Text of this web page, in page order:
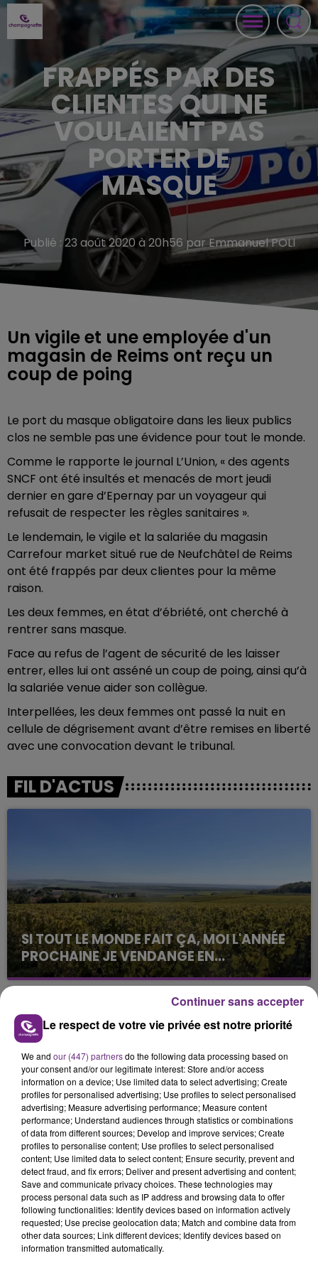
FRAPPÉS PAR DES
CLIENTES QUI NE
VOULAIENT PAS
PORTER DE
MASQUE
Publié : 23 août 2020 à 20h56 par Emmanuel POLI
Un vigile et une employée d'un
magasin de Reims ont reçu un
coup de poing
Le port du masque obligatoire dans les lieux publics
clos ne semble pas une évidence pour tout le monde.
Comme le rapporte le journal L’Union, « des agents
SNCF ont été insultés et menacés de mort jeudi
dernier en gare d’Epernay par un voyageur qui
refusait de respecter les règles sanitaires ».
Le lendemain, le vigile et la salariée du magasin
Carrefour market situé rue de Neufchâtel de Reims
ont été frappés par deux clientes pour la même
raison.
Les deux femmes, en état d’ébriété, ont cherché à
rentrer sans masque.
Face au refus de l’agent de sécurité de les laisser
entrer, elles lui ont asséné un coup de poing, ainsi qu’à
la salariée venue aider son collègue.
Interpellées, les deux femmes ont passé la nuit en
cellule de dégrisement avant d’être remises en liberté
avec une convocation devant le tribunal.
FIL D'ACTUS
SI TOUT LE MONDE FAIT ÇA, MOI L'ANNÉE
PROCHAINE JE VENDANGE EN...
La vendange en Champagne a débuté ce jeudi 6
août dans la commune de Montgueux (Aube). Du
L'INSPECTION DU TRAVAIL RAPPELLE À
L'ORDRE SUR LES CONDITIONS DE...
Alors que les dates de début des vendange 2026
s'est avéré être plus précoce que prévu,
l'inspection du Travail en profite pour rappeler
les conditions de...
TITRES DIFFUSÉS
1h29
1h29 1h26
1h26
Le respect de votre vie privée est notre priorité
We and our (447) partnersdo the following data processing based on
your consent and/or our legitimate interest: Store and/or access
information on a device; Use limited data to select advertising; Create
profiles for personalised advertising; Use profiles to select personalised
advertising; Measure advertising performance; Measure content
performance; Understand audiences through statistics or combinations
of data from different sources; Develop and improve services; Create
profiles to personalise content; Use profiles to select personalised
content; Use limited data to select content; Ensure security, prevent and
detect fraud, and fix errors; Deliver and present advertising and content;
Save and communicate privacy choices. These technologies may
process personal data such as IP address and browsing data to offer
following functionalities: Identify devices based on information actively
requested; Use precise geolocation data; Match and combine data from
other data sources; Link different devices; Identify devices based on
information transmitted automatically.
Continuer sans accepter